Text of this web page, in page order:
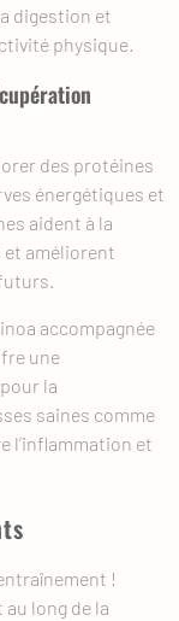
digestion et
physique.
des protéines
énergétiques et
aident à la
améliorent
accompagnée
une
la
saines comme
l’inflammation et
!
long de la